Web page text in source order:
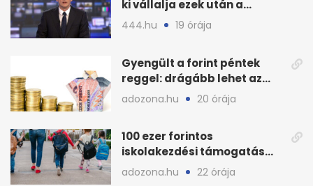
ki vállalja ezek után a
munkát?
444.hu 19 órája
Gyengült a forint péntek
reggel: drágább lehet az
euró és a dollár
adozona.hu 20 órája
100 ezer forintos
iskolakezdési támogatás
2026 őszén: adózás,
adozona.hu 22 órája